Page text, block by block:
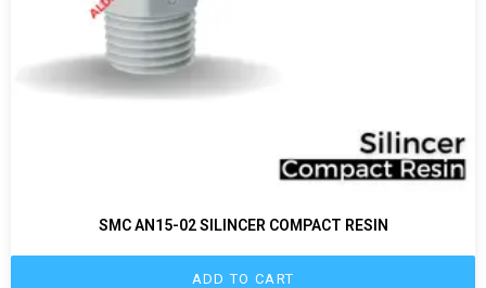
SMC AN15-02 SILINCER COMPACT RESIN
ADD TO CART